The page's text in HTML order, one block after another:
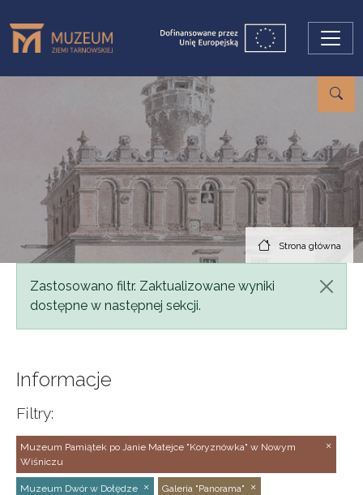
Strona główna
Komunikat
Zastosowano filtr. Zaktualizowane wyniki
dostępne w następnej sekcji.
Informacje
Filtry:
Muzeum Pamiątek po Janie Matejce "Koryznówka" w Nowym
Wiśniczu
Muzeum Dwór w Dołędze Galeria "Panorama"